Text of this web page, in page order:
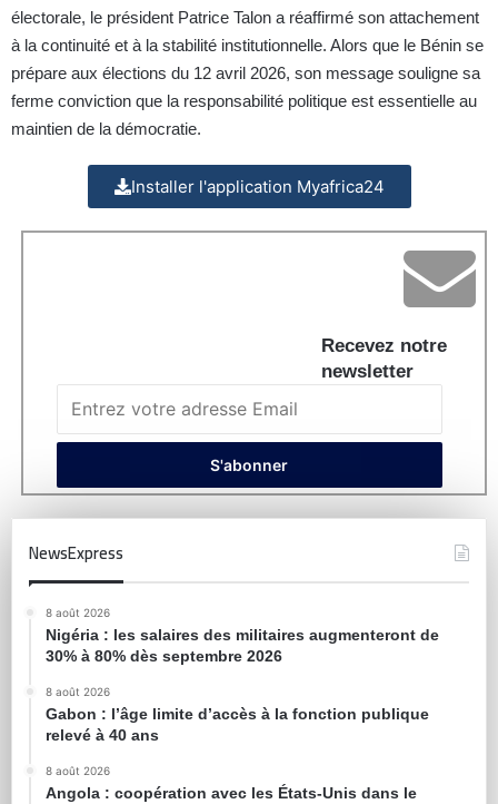
électorale, le président Patrice Talon a réaffirmé son attachement
à la continuité et à la stabilité institutionnelle. Alors que le Bénin se
prépare aux élections du 12 avril 2026, son message souligne sa
ferme conviction que la responsabilité politique est essentielle au
maintien de la démocratie.
Installer l'application Myafrica24
Recevez notre
newsletter
NewsExpress
8 août 2026
Nigéria : les salaires des militaires augmenteront de
30% à 80% dès septembre 2026
8 août 2026
Gabon : l’âge limite d’accès à la fonction publique
relevé à 40 ans
8 août 2026
Angola : coopération avec les États-Unis dans le